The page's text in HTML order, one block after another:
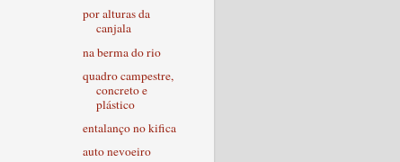
por alturas da
canjala
na berma do rio
quadro campestre,
concreto e
plástico
entalanço no kifica
auto nevoeiro